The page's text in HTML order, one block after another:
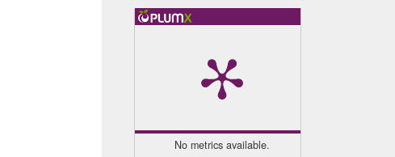
No metrics available.